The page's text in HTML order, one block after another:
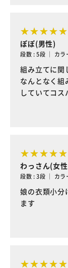
ぽぽ(男性)
段数 : 5段 ｜ カラ
組み立てに関
なんとなく組
していてコス
わっさん(女
段数 : 3段 ｜ カラ
娘の衣類小分
ます